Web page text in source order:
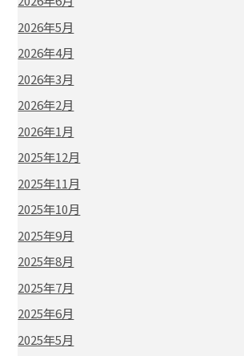
2026年5月
2026年4月
2026年3月
2026年2月
2026年1月
2025年12月
2025年11月
2025年10月
2025年9月
2025年8月
2025年7月
2025年6月
2025年5月